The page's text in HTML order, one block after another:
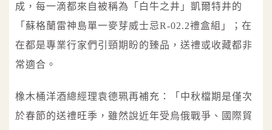
成，每一滴都來自被稱為「白牛之井」凱爾特井的
「蘇格蘭雷神島單一麥芽威士忌R-02.2禮盒組」；在
在都是專業行家們引頸期盼的臻品，送禮或收藏都非
常適合。
橡木桶洋酒總經理袁德珮再補充：「中秋檔期是僅次
於春節的送禮旺季，雖然說近年受烏俄戰爭、國際貿